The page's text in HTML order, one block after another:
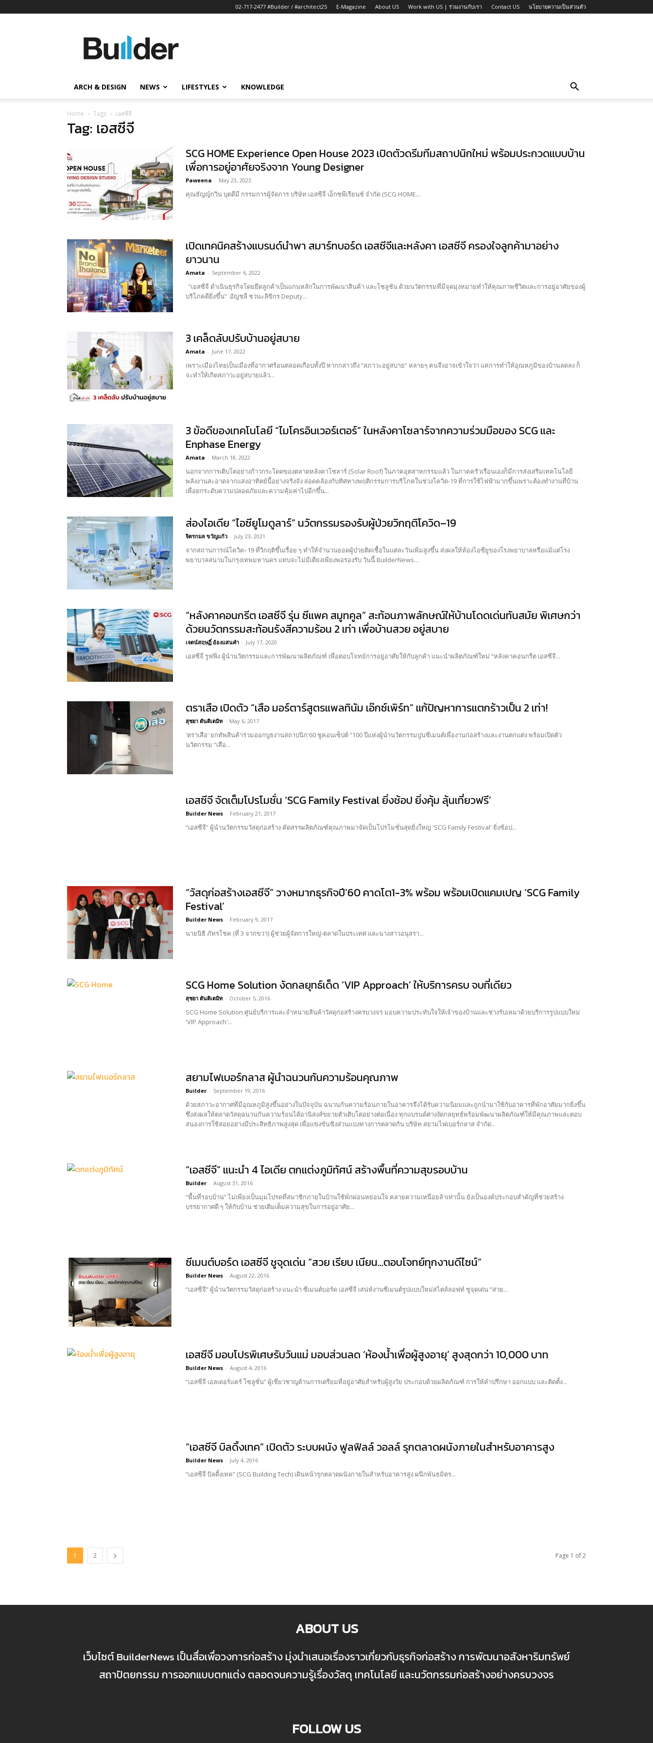
02-717-2477 #Builder / #architect25 E-Magazine About US Work with US | ร่วมงานกับเรา Contact US นโยบายความเป็นส่วนตัว
ข่าว
ก่อสร้าง
ARCH & DESIGN NEWS LIFESTYLES KNOWLEDGE
Home Tags เอสซีจี
Tag: เอสซีจี
SCG HOME Experience Open House 2023 เปิดตัวดรีมทีมสถาปนิกใหม่ พร้อมประกวดแบบบ้าน
เพื่อการอยู่อาศัยจริงจาก Young Designer
Paweena - May 23, 2023
คุณธัญญ์กวิน บุดดีมี กรรมการผู้จัดการ บริษัท เอสซีจี เอ็กซพีเรียนซ์ จำกัด (SCG HOME...
เปิดเทคนิคสร้างแบรนด์นำพา สมาร์ทบอร์ด เอสซีจีและหลังคา เอสซีจี ครองใจลูกค้ามาอย่าง
ยาวนาน
Amata - September 6, 2022
บริโภคดียิ่งขึ้น” อัญชลี ชวนะลิขิกร Deputy...
3 เคล็ดลับปรับบ้านอยู่สบาย
Amata - June 17, 2022
เพราะเมืองไทยเป็นเมืองที่อากาศร้อนตลอดเกือบทั้งปี หากกล่าวถึง “สภาวะอยู่สบาย” หลายๆ คนจึงอาจเข้าใจว่า แค่การทำให้อุณหภูมิของบ้านลดลง ก็
จะทำให้เกิดสภาวะอยู่สบายแล้ว...
3 ข้อดีของเทคโนโลยี “ไมโครอินเวอร์เตอร์” ในหลังคาโซลาร์จากความร่วมมือของ SCG และ
Enphase Energy
Amata - March 18, 2022
นอกจากการเติบโตอย่างก้าวกระโดดของตลาดหลังคาโซลาร์ (Solar Roof) ในภาคอุตสาหกรรมแล้ว ในภาคครัวเรือนเองก็มีการส่งเสริมเทคโนโลยี
พลังงานสะอาดจากแสงอาทิตย์นี้อย่างจริงจัง สอดคล้องกับทิศทางพฤติกรรมการบริโภคในช่วงโควิด-19 ที่การใช้ไฟฟ้ามากขึ้นเพราะต้องทำงานที่บ้าน
เพื่อยกระดับความปลอดภัยและความคุ้มค่าไปอีกขึ้น...
ส่องไอเดีย “ไอซียูโมดูลาร์” นวัตกรรมรองรับผู้ป่วยวิกฤติโควิด–19
จิตรกมล ขวัญแก้ว - July 23, 2021
จากสถานการณ์โควิด–19 ที่วิกฤติขึ้นเรื่อย ๆ ทำให้จำนวนยอดผู้ป่วยติดเชื้อในแต่ละวันเพิ่มสูงขึ้น ส่งผลให้ห้องไอซียูของโรงพยาบาลหรือแม้แต่โรง
พยาบาลสนามในกรุงเทพมหานคร แทบจะไม่มีเตียงเพียงพอรองรับ วันนี้ BuilderNews...
“หลังคาคอนกรีต เอสซีจี รุ่น ซีแพค สมูทคูล” สะท้อนภาพลักษณ์ให้บ้านโดดเด่นทันสมัย พิเศษกว่า
ด้วยนวัตกรรมสะท้อนรังสีความร้อน 2 เท่า เพื่อบ้านสวย อยู่สบาย
เจตน์สฤษฏิ์ อ้องแสนคำ - July 17, 2020
เอสซีจี รูฟฟิ่ง ผู้นำนวัตกรรมและการพัฒนาผลิตภัณฑ์ เพื่อตอบโจทย์การอยู่อาศัยให้กับลูกค้า แนะนำผลิตภัณฑ์ใหม่ “หลังคาคอนกรีต เอสซีจี...
ตราเสือ เปิดตัว “เสือ มอร์ตาร์สูตรแพลทินัม เอ๊กซ์เพิร์ท” แก้ปัญหาการแตกร้าวเป็น 2 เท่า!
สุชยา ตันติเตมิท - May 6, 2017
'ตราเสือ' ยกทัพสินค้าร่วมออกบูธงานสถาปนิก'60 ชูคอนเซ็ปต์ “100 ปีแห่งผู้นำนวัตกรรมปูนซีเมนต์เพื่องานก่อสร้างและงานตกแต่ง พร้อมเปิดตัว
นวัตกรรม “เสือ...
เอสซีจี จัดเต็มโปรโมชั่น ‘SCG Family Festival ยิ่งช้อป ยิ่งคุ้ม ลุ้นเที่ยวฟรี’
Builder News - February 21, 2017
“เอสซีจี” ผู้นำนวัตกรรมวัสดุก่อสร้าง คัดสรรผลิตภัณฑ์คุณภาพมาจัดเป็นโปรโมชั่นสุดยิ่งใหญ่ 'SCG Family Festival' ยิ่งช้อป...
“วัสดุก่อสร้างเอสซีจี” วางหมากธุรกิจปี’60 คาดโต1-3% พร้อม พร้อมเปิดแคมเปญ ‘SCG Family
Festival’
Builder News - February 9, 2017
นายนิธิ ภัทรโชค (ที่ 3 จากขวา) ผู้ช่วยผู้จัดการใหญ่-ตลาดในประเทศ และนางสาวอนุสรา...
SCG Home Solution งัดกลยุทธ์เด็ด ‘VIP Approach’ ให้บริการครบ จบที่เดียว
สุชยา ตันติเตมิท - October 5, 2016
SCG Home Solution ศูนย์บริการและจำหน่ายสินค้าวัสดุก่อสร้างครบวงจร มอบความประทับใจให้เจ้าของบ้านและช่างรับเหมาด้วยบริการรูปแบบใหม่
'VIP Approach'...
สยามไฟเบอร์กลาส ผู้นำฉนวนกันความร้อนคุณภาพ
Builder - September 19, 2016
ด้วยสภาวะอากาศที่มีอุณหภูมิสูงขึ้นอย่างในปัจจุบัน ฉนวนกันความร้อนภายในอาคารจึงได้รับความนิยมและถูกนำมาใช้กับอาคารที่พักอาศัยมากยิ่งขึ้น
ซึ่งส่งผลให้ตลาดวัสดุฉนวนกันความร้อนได้อานิสงส์ขยายตัวเติบโตอย่างต่อเนื่อง ทุกแบรนด์ต่างงัดกลยุทธ์พร้อมพัฒนาผลิตภัณฑ์ให้มีคุณภาพและตอบ
สนองการใช้สอยอย่างมีประสิทธิภาพสูงสุด เพื่อแข่งขันชิงส่วนแบ่งทางการตลาดกัน บริษัท สยามไฟเบอร์กลาส จำกัด...
“เอสซีจี” แนะนำ 4 ไอเดีย ตกแต่งภูมิทัศน์ สร้างพื้นที่ความสุขรอบบ้าน
Builder - August 31, 2016
“พื้นที่รอบบ้าน” ไม่เพียงเป็นมุมโปรดที่สมาชิกภายในบ้านใช้พักผ่อนหย่อนใจ คลายความเหนื่อยล้าเท่านั้น ยังเป็นองค์ประกอบสำคัญที่ช่วยสร้าง
บรรยากาศดี ๆ ให้กับบ้าน ช่วยเติมเต็มความสุขในการอยู่อาศัย...
ซีเมนต์บอร์ด เอสซีจี ชูจุดเด่น “สวย เรียบ เนียน…ตอบโจทย์ทุกงานดีไซน์”
Builder News - August 22, 2016
“เอสซีจี” ผู้นำนวัตกรรมวัสดุก่อสร้าง แนะนำ ซีเมนต์บอร์ด เอสซีจี เสน่ห์งานซีเมนต์รูปแบบใหม่สไตล์ลอฟท์ ชูจุดเด่น “สวย...
เอสซีจี มอบโปรพิเศษรับวันแม่ มอบส่วนลด ‘ห้องน้ำเพื่อผู้สูงอายุ’ สูงสุดกว่า 10,000 บาท
Builder News - August 4, 2016
“เอสซีจี เอลเดอร์แคร์ โซลูชั่น” ผู้เชี่ยวชาญด้านการเตรียมที่อยู่อาศัยสำหรับผู้สูงวัย ประกอบด้วยผลิตภัณฑ์ การให้คำปรึกษา ออกแบบ และติดตั้ง...
“เอสซีจี บิลดิ้งเทค” เปิดตัว ระบบผนัง ฟูลฟิลล์ วอลล์ รุกตลาดผนังภายในสำหรับอาคารสูง
Builder News - July 4, 2016
“เอสซีจี บิลดิ้งเทค” (SCG Building Tech) เดินหน้ารุกตลาดผนังภายในสำหรับอาคารสูง ผนึกพันธมิตร...
1 2 Page 1 of 2
ABOUT US
เว็บไซต์ BuilderNews เป็นสื่อเพื่อวงการก่อสร้าง มุ่งนำเสนอเรื่องราวเกี่ยวกับธุรกิจก่อสร้าง การพัฒนาอสังหาริมทรัพย์
สถาปัตยกรรม การออกแบบตกแต่ง ตลอดจนความรู้เรื่องวัสดุ เทคโนโลยี และนวัตกรรมก่อสร้างอย่างครบวงจร
FOLLOW US